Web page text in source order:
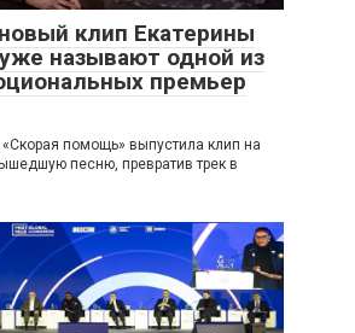
клип Екатерины
называют одной из
премьер
помощь» выпустила клип на
песню, превратив трек в